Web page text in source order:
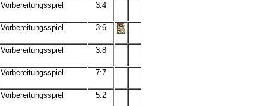
Vorbereitungsspiel 3:4
Vorbereitungsspiel 3:6
Vorbereitungsspiel 3:8
Vorbereitungsspiel 7:7
Vorbereitungsspiel 5:2